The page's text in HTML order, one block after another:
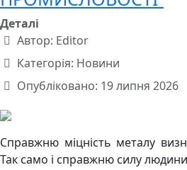
Деталі
Автор: Editor
Категорія: Новини
Опубліковано: 19 липня 2026
Справжню міцність металу
Так само і справжню силу